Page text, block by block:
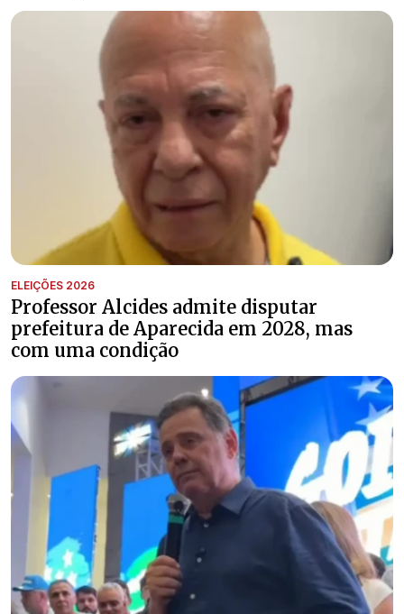
ELEIÇÕES 2026
Professor Alcides admite disputar
prefeitura de Aparecida em 2028, mas
com uma condição